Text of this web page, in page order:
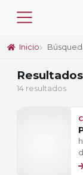
Inicio
14 resultados